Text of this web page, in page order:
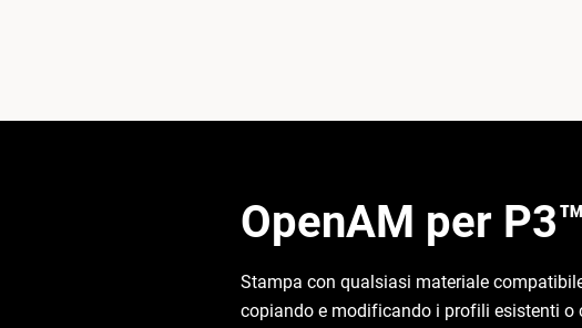
OpenAM per
Stampa con qualsiasi materiale
copiando e modificando i profili esistenti